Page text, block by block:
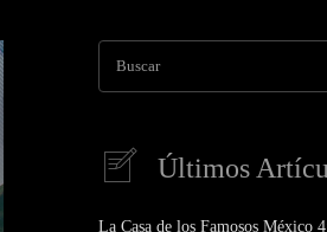
Buscar
Últimos
La Casa de los Famosos México